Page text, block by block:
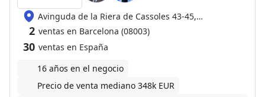
Avinguda de la Riera de Cassoles 43-45,
08012 Sarrià-Sant Gervasi
2 ventas en Barcelona (08003)
30 ventas en España
16 años en el negocio
Precio de venta mediano 348k EUR